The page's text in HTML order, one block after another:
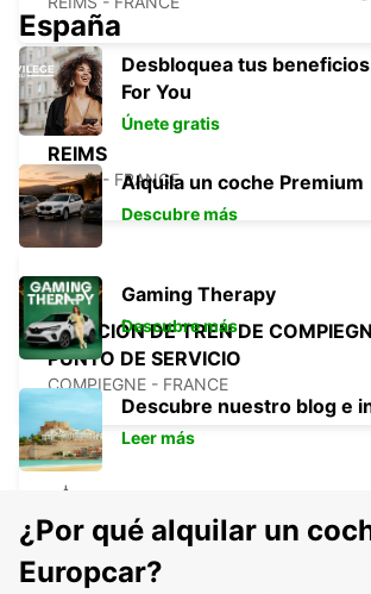
REIMS
REIMS - FRANCE
ESTACIÓN DE TREN DE
PUNTO DE SERVICIO
COMPIEGNE - FRANCE
COMPIEGNE
COMPIEGNE - FRANCE
España
Desbloquea tus
For You
Únete gratis
Alquila un coche Premium
Descubre más
Gaming Therapy
Descubre más
Descubre nuestro blog e
Leer más
¿Por qué alquilar un
Europcar?